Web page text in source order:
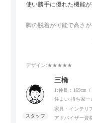
使い勝手に優れた機能
脚の脱着が可能で高さ
また、補助テーブルと
内部にもプリンターな
でテレビ台以外にもオ
サイドボードとして多
また、扉は横方向への
デザイン:★★★★★
三橋
1:伸長：169cm
住まい:持ち家一
家具・インテリ
アドバイザー資